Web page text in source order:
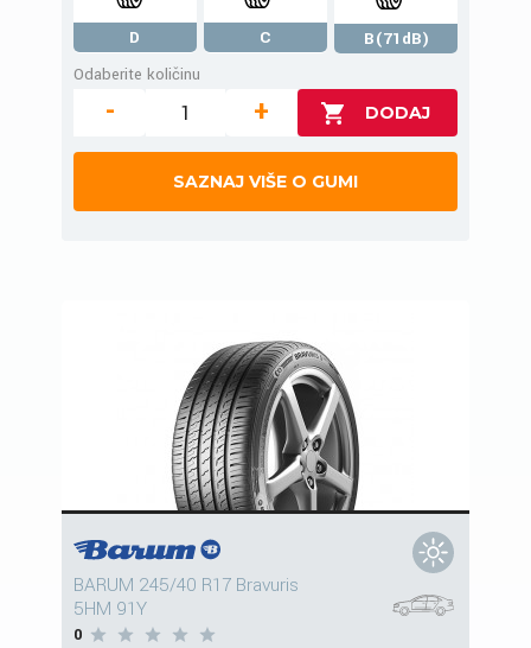
D C
B(71dB)
Odaberite količinu
- +
SAZNAJ VIŠE O GUMI
BARUM 245/40 R17 Bravuris
5HM 91Y
0